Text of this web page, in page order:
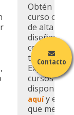
Contacto
Obtén un
curso
de alta
diseñado
tu
Explora los
cursos
disponibles
aquíy elige
que mejor